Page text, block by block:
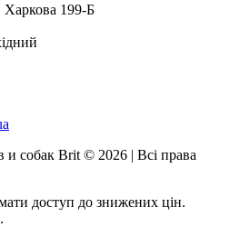
Харкова 199-Б
и собак Brit © 2026 | Всі права
доступ до знижених цін.
.